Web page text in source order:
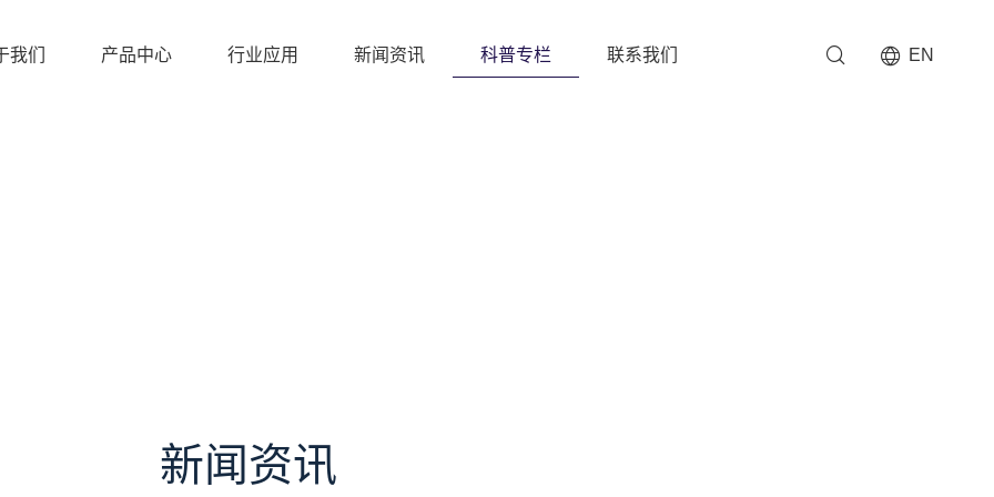
我们 产品中心 行业应用 新闻资讯 科普专栏 联系我们 EN
新闻资讯